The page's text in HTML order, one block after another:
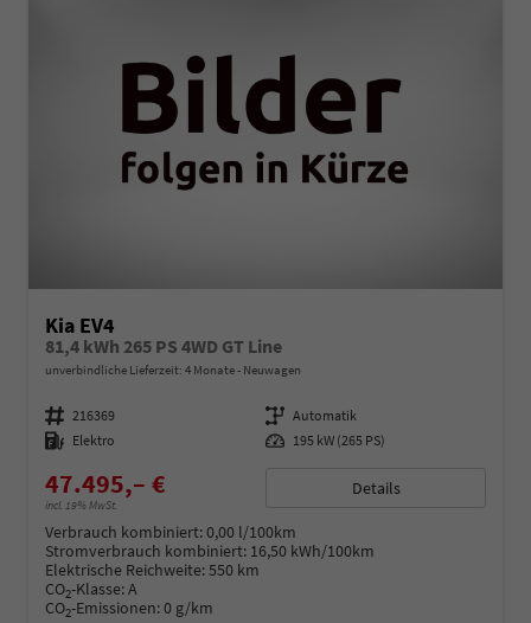
Kia EV4
81,4 kWh 265 PS 4WD GT Line
unverbindliche Lieferzeit: 4 Monate Neuwagen
Fahrzeugnummer 216369 Getriebe Automatik
Kraftstoff Elektro Leistung 195 kW (265 PS)
47.495,– €
incl. 19% MwSt.
Details
Verbrauch kombiniert:0,00 l/100km
Stromverbrauch kombiniert: 16,50 kWh/100km
Elektrische Reichweite:550 km
CO2-Klasse:A
CO2-Emissionen:0 g/km